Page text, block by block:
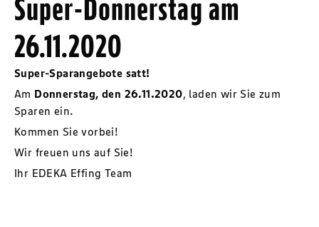
Super-Donnerstag am
26.11.2020
Super-Sparangebote satt!
Am Donnerstag, den 26.11.2020, laden wir Sie zum
Sparen ein.
Kommen Sie vorbei!
Wir freuen uns auf Sie!
Ihr EDEKA Effing Team